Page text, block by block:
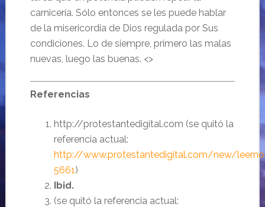
carnicería. Sólo entonces se les puede hablar
de la misericordia de Dios regulada por Sus
condiciones. Lo de siempre, primero las malas
nuevas, luego las buenas. <>
Referencias
http://protestantedigital.com (se quitó la
referencia actual:
http://www.protestantedigital.com/new/
5661)
Ibid.
(se quitó la referencia actual: